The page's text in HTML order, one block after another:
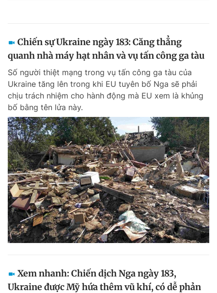
Chiến sự Ukraine ngày 183: Căng thẳng
quanh nhà máy hạt nhân và vụ tấn công ga tàu
Số người thiệt mạng trong vụ tấn công ga tàu của
Ukraine tăng lên trong khi EU tuyên bố Nga sẽ phải
chịu trách nhiệm cho hành động mà EU xem là khủng
bố bằng tên lửa này.
Xem nhanh: Chiến dịch Nga ngày 183,
Ukraine được Mỹ hứa thêm vũ khí, có dễ phản